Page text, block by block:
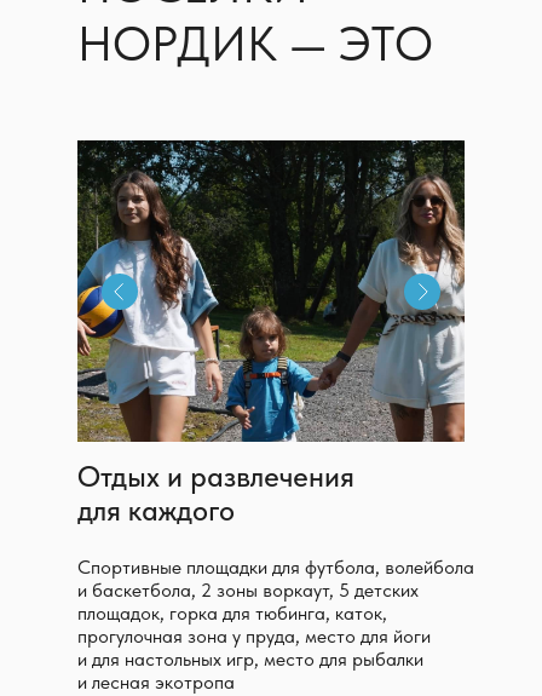
НОРДИК — ЭТО
Спортивные площадки для футбола, волейбола
и баскетбола, 2 зоны воркаут, 5 детских
площадок, горка для тюбинга, каток,
прогулочная зона у пруда, место для йоги
и для настольных игр, место для рыбалки
и лесная экотропа
Отдых и развлечения
для каждого